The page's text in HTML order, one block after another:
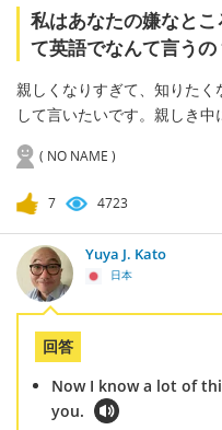
私はあなたの嫌なと
て英語でなんて言うの
親しくなりすぎて、知りた
して言いたいです。親しき中
( NO NAME )
7 4723
Yuya J. Kato
日本
回答
Now I know a lot of
you.